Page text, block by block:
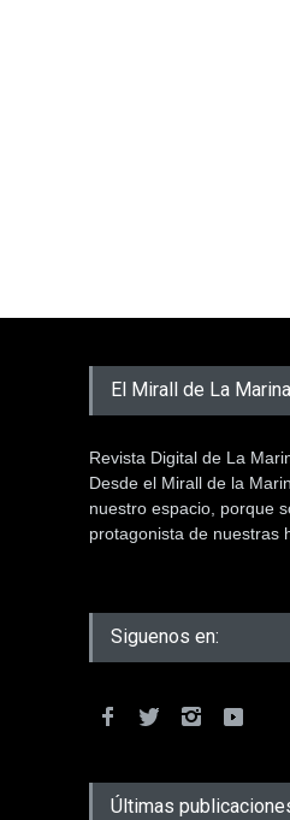
El Mirall de La Marina
Revista Digital de La
Desde el Mirall de la
nuestro espacio, porque
protagonista de nuestras
Siguenos en:
Últimas